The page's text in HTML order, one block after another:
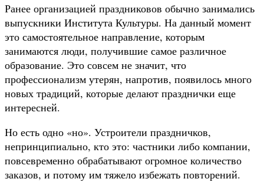
Ранее организацией праздниковов обычно занимались
выпускники Института Культуры. На данный момент
это самостоятельное направление, которым
занимаются люди, получившие самое различное
образование. Это совсем не значит, что
профессионализм утерян, напротив, появилось много
новых традиций, которые делают празднички еще
интересней.
Но есть одно «но». Устроители праздничков,
непринципиально, кто это: частники либо компании,
повсевременно обрабатывают огромное количество
заказов, и потому им тяжело избежать повторений.